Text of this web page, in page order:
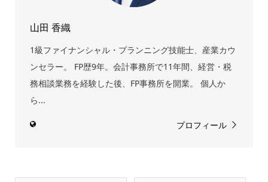
山田 香織
1級ファイナンシャル・プランニング技能士、産業カウ
ンセラー。 FP歴9年。会計事務所で11年間、経営・税
務相談業務を経験した後、FP事務所を開業。 個人か
ら...
プロフィール